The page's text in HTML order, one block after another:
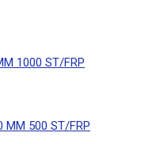
1000 ST/FRP
MM 500 ST/FRP